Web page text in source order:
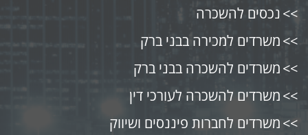
נכסים להשכרה
משרדים למכירה בבני ברק
משרדים להשכרה בבני ברק
משרדים להשכרה לעורכי דין
משרדים לחברות פיננסים ושיווק